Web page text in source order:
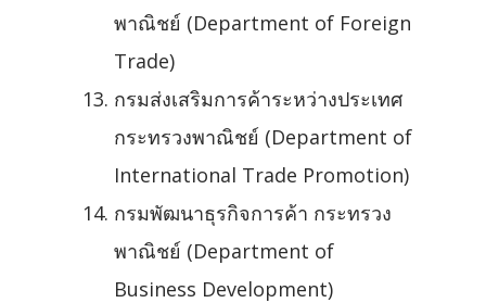
พาณิชย์ (Department of Foreign
Trade)
กรมส่งเสริมการค้าระหว่างประเทศ
กระทรวงพาณิชย์ (Department of
International Trade Promotion)
กรมพัฒนาธุรกิจการค้า กระทรวง
พาณิชย์ (Department of
Business Development)